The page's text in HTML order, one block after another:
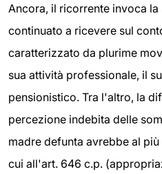
Ancora, il ricorrente invoca
continuato a ricevere sul
caratterizzato da plurime
sua attività professionale, il
pensionistico. Tra l'altro, la
percezione indebita delle
madre defunta avrebbe al
cui all'art. 646 c.p.